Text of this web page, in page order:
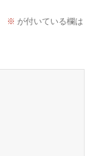
※ が付いている欄は